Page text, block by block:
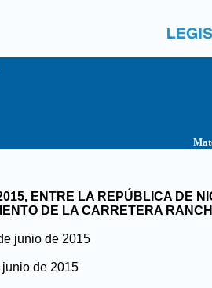
ENTRE LA REPÚBLICA DE
DE LA CARRETERA
junio de 2015
de 2015